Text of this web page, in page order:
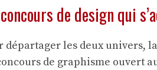
de design qui
départager les deux univers,
de graphisme ouvert